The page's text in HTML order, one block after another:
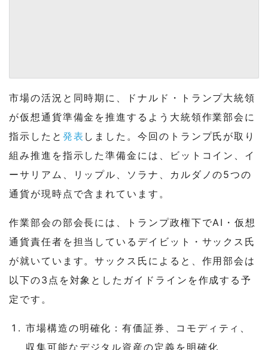
市場の活況と同時期に、ドナルド・トランプ大統領
が仮想通貨準備金を推進するよう大統領作業部会に
指示したと 発表 しました。今回のトランプ氏が取り
組み推進を指示した準備金には、ビットコイン、イ
ーサリアム、リップル、ソラナ、カルダノの5つの
通貨が現時点で含まれています。
作業部会の部会長には、トランプ政権下でAI・仮想
通貨責任者を担当しているデイビット・サックス氏
が就いています。サックス氏によると、作用部会は
以下の3点を対象としたガイドラインを作成する予
定です。
市場構造の明確化：有価証券、コモディティ、
収集可能なデジタル資産の定義を明確化